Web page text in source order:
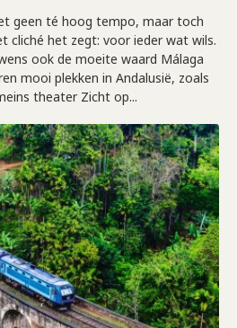
geen té hoog tempo, maar toch
cliché het zegt: voor ieder wat wils.
ook de moeite waard Málaga
mooi plekken in Andalusië, zoals
theater Zicht op...